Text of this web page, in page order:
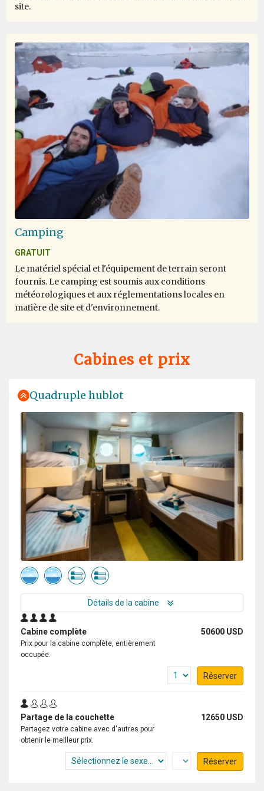
site.
Camping
GRATUIT
Le matériel spécial et l'équipement de terrain seront
fournis. Le camping est soumis aux conditions
météorologiques et aux réglementations locales en
matière de site et d'environnement.
Cabines et prix
Quadruple hublot
Détails de la cabine
Cabine complète 50600 USD
Prix pour la cabine complète, entièrement
occupée.
Réserver
Partage de la couchette 12650 USD
Partagez votre cabine avec d'autres pour
obtenir le meilleur prix.
Réserver